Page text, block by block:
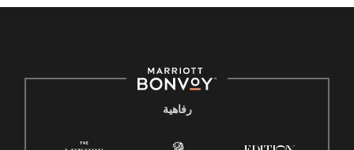
رفاهية